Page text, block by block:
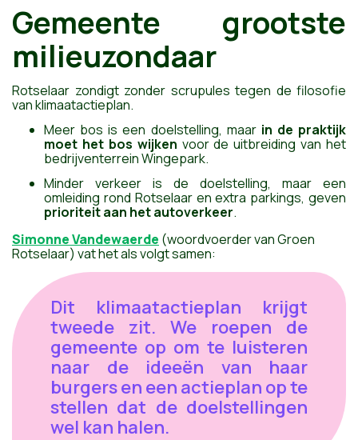
Gemeente grootste
milieuzondaar
Rotselaar zondigt zonder scrupules tegen de filosofie
van klimaatactieplan.
Meer bos is een doelstelling, maarin de praktijk
moet het bos wijken voor de uitbreiding van het
bedrijventerrein Wingepark.
Minder verkeer is de doelstelling, maar een
omleiding rond Rotselaar en extra parkings, geven
prioriteit aan het autoverkeer.
Simonne Vandewaerde (woordvoerder van Groen
Rotselaar) vat het als volgt samen:
Dit klimaatactieplan krijgt
tweede zit. We roepen de
gemeente op om te luisteren
naar de ideeën van haar
burgers en een actieplan op te
stellen dat de doelstellingen
wel kan halen.